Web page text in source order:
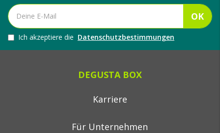
OK
Ich akzeptiere die Datenschutzbestimmungen
DEGUSTA BOX
Karriere
Für Unternehmen